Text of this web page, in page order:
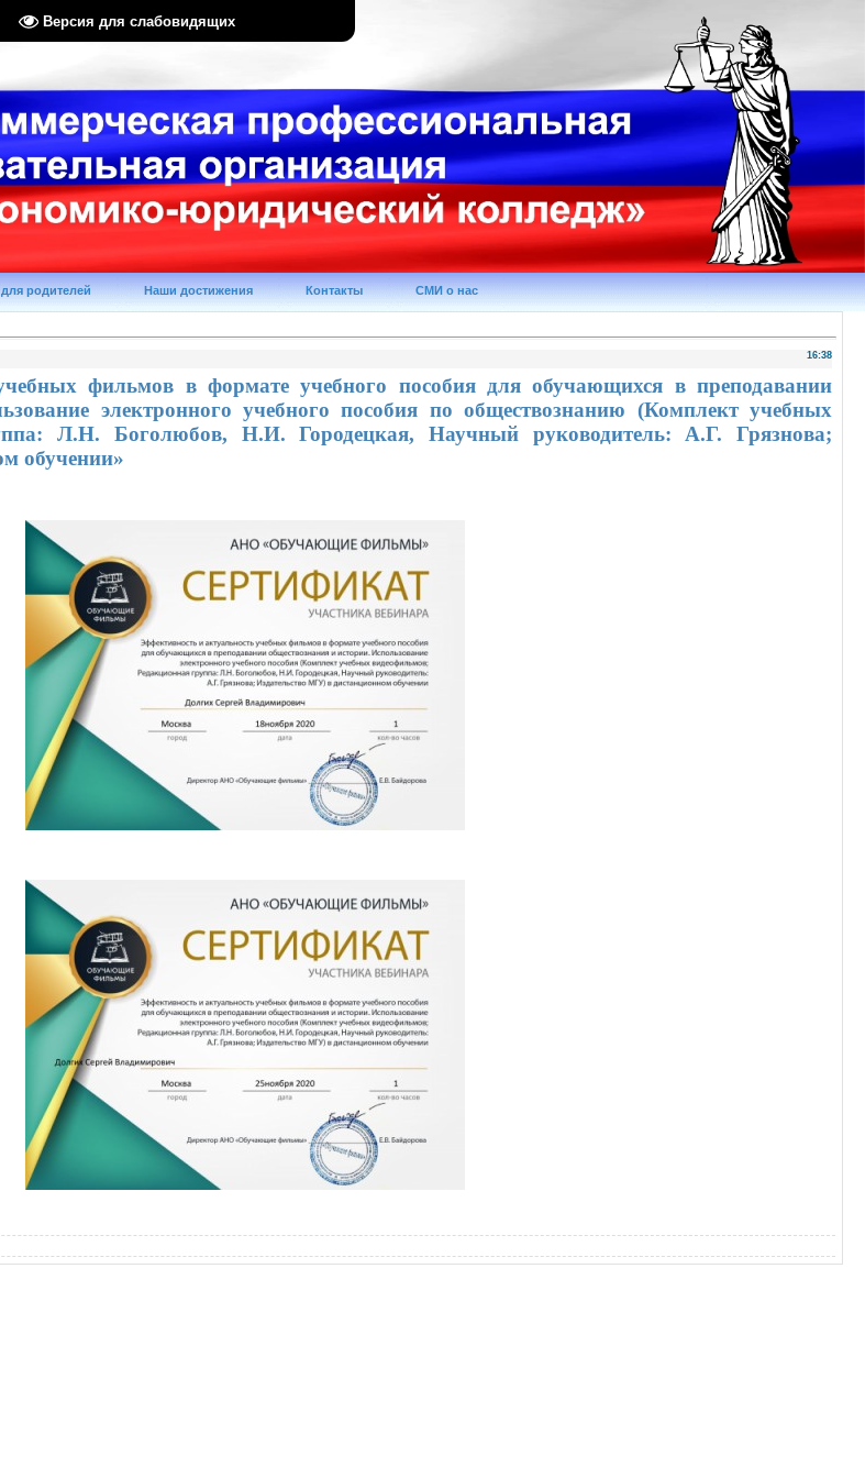
Версия для слабовидящих
родителей Наши достижения Контакты СМИ о нас
16:38
фильмов в формате учебного пособия для обучающихся в преподавании
электронного учебного пособия по обществознанию (Комплект учебных
Л.Н. Боголюбов, Н.И. Городецкая, Научный руководитель: А.Г. Грязнова;
обучении»